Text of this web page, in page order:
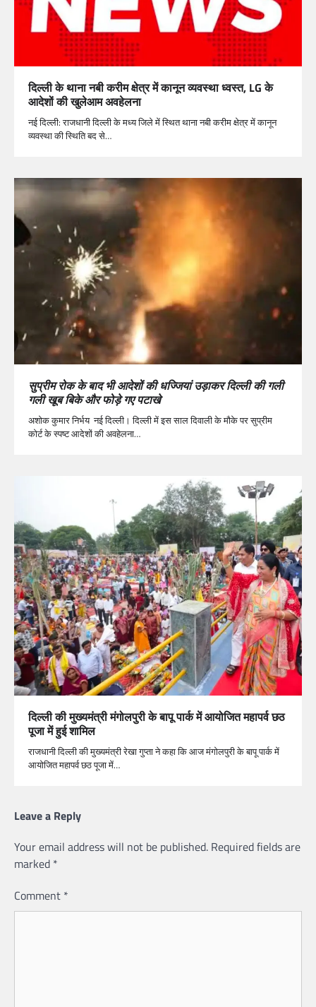
दिल्ली के थाना नबी करीम क्षेत्र में कानून व्यवस्था ध्वस्त, LG के
आदेशों की खुलेआम अवहेलना
नई दिल्ली: राजधानी दिल्ली के मध्य जिले में स्थित थाना नबी करीम क्षेत्र में कानून
व्यवस्था की स्थिति बद से…
सुप्रीम रोक के बाद भी आदेशों की धज्जियां उड़ाकर दिल्ली की गली
गली खूब बिके और फोड़े गए पटाखे
अशोक कुमार निर्भय नई दिल्ली। दिल्ली में इस साल दिवाली के मौके पर सुप्रीम
कोर्ट के स्पष्ट आदेशों की अवहेलना…
दिल्ली की मुख्यमंत्री मंगोलपुरी के बापू पार्क में आयोजित महापर्व छठ
पूजा में हुई शामिल
राजधानी दिल्ली की मुख्यमंत्री रेखा गुप्ता ने कहा कि आज मंगोलपुरी के बापू पार्क में
आयोजित महापर्व छठ पूजा में…
Leave a Reply
Your email address will not be published. Required fields are
marked *
Comment *